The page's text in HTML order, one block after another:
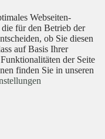
Webseiten-
für den Betrieb der
ob Sie diesen
auf Basis Ihrer
der Seite
finden Sie in unseren